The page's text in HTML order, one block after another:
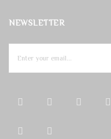
NEWSLETTER